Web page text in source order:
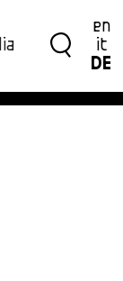
en
it
DE